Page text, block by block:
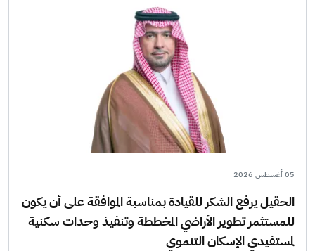
05 أغسطس 2026
الحقيل يرفع الشكر للقيادة بمناسبة الموافقة على أن يكون
للمستثمر تطوير الأراضي المخططة وتنفيذ وحدات سكنية
لمستفيدي الإسكان التنموي